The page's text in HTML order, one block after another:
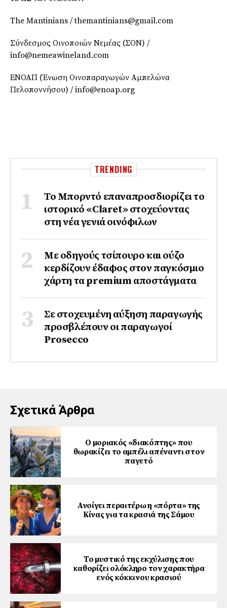
The Mantinians / themantinians@gmail.com
Σύνδεσμος Οινοποιών Νεμέας (ΣΟΝ) /
info@nemeawineland.com
ΕΝΟΑΠ (Ένωση Οινοπαραγωγών Αμπελώνα
Πελοποννήσου) / info@enoap.org
TRENDING
Το Μπορντό επαναπροσδιορίζει το
ιστορικό «Claret» στοχεύοντας
στη νέα γενιά οινόφιλων
Με οδηγούς τσίπουρο και ούζο
κερδίζουν έδαφος στoν παγκόσμιο
χάρτη τα premium αποστάγματα
Σε στοχευμένη αύξηση παραγωγής
προσβλέπουν οι παραγωγοί
Prosecco
Σχετικά Άρθρα
Ο μοριακός «διακόπτης» που
θωρακίζει το αμπέλι απέναντι στον
παγετό
Ανοίγει περαιτέρω η «πόρτα» της
Κίνας για τα κρασιά της Σάμου
Το μυστικό της εκχύλισης που
καθορίζει ολόκληρο τον χαρακτήρα
ενός κόκκινου κρασιού